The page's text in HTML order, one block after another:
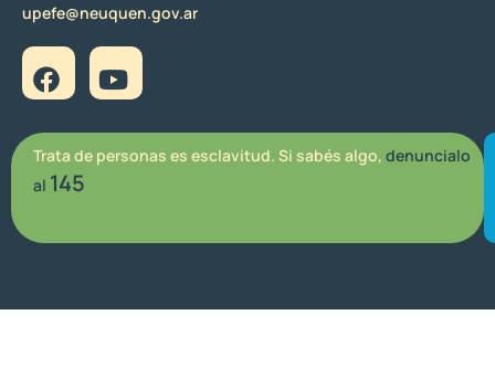
upefe@neuquen.gov.ar
Trata de personas es esclavitud. Si sabés algo, denuncialo
al 145